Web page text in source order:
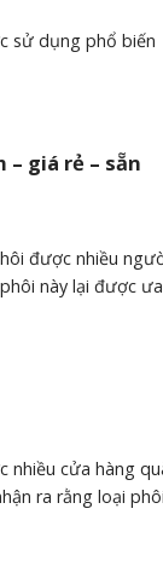
sử dụng phổ biến
giá rẻ – sẵn
được nhiều
này lại được
nhiều cửa hàng
ra rằng loại phôi